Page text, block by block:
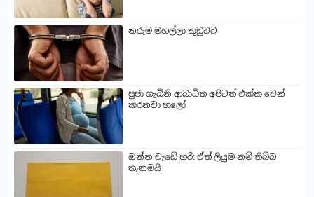
නරුම මහල්ලා කූඩුවට
පුජා ගැබිනි ආබාධිත අපිටත් එක්ක වෙන්
කරනවා හලෝ
ඔන්න වැඩේ හරි: ඒත් ලියුම නම් තිබ්බ
තැනමයි